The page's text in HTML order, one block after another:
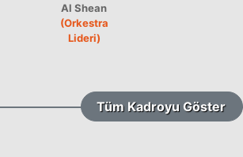
Al Shean
(Orkestra
Lideri)
Tüm Kadroyu Göster